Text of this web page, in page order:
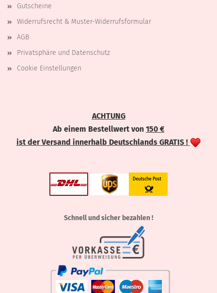
Gutscheine
Widerrufsrecht & Muster-Widerrufsformular
AGB
Privatsphäre und Datenschutz
Cookie Einstellungen
ACHTUNG
Ab einem Bestellwert von 150 €
ist der Versand innerhalb Deutschlands GRATIS !
Schnell und sicher bezahlen !